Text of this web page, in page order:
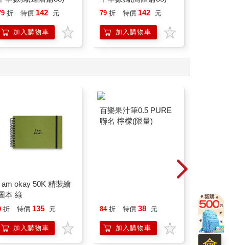
折 特價 142 元
加入購物車
79 折 特價 142 元
加入購物車
am okay 50K 精裝繪
本 綠
折 特價 135 元
加入購物車
84 折 特價 38 元
加入購物車
sketch
本 繪圖
速寫本
65 折
加